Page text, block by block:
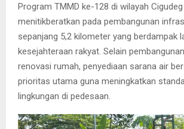
​Program TMMD ke-128 di wilayah
menitikberatkan pada pembangunan
sepanjang 5,2 kilometer yang berdampak
kesejahteraan rakyat. Selain
renovasi rumah, penyediaan sarana air
prioritas utama guna meningkatkan
lingkungan di pedesaan.